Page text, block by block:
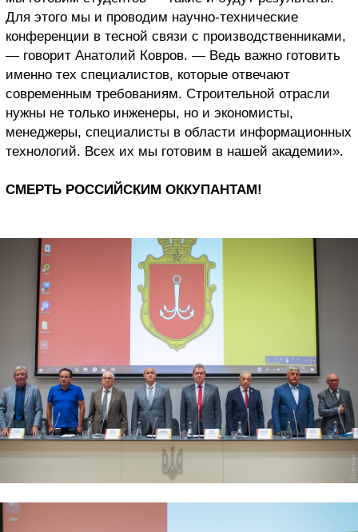
Для этого мы и проводим научно-технические
конференции в тесной связи с производственниками,
— говорит Анатолий Ковров. — Ведь важно готовить
именно тех специалистов, которые отвечают
современным требованиям. Строительной отрасли
нужны не только инженеры, но и экономисты,
менеджеры, специалисты в области информационных
технологий. Всех их мы готовим в нашей академии».
СМЕРТЬ РОССИЙСКИМ ОККУПАНТАМ!